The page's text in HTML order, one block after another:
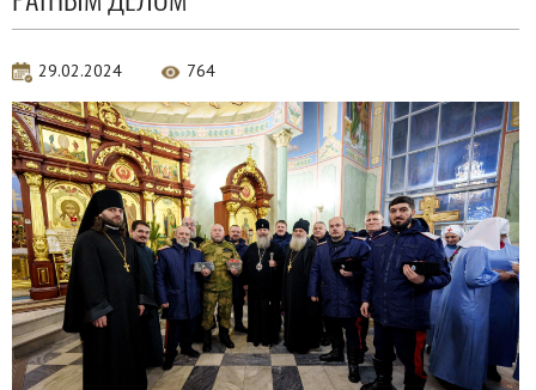
29.02.2024 764